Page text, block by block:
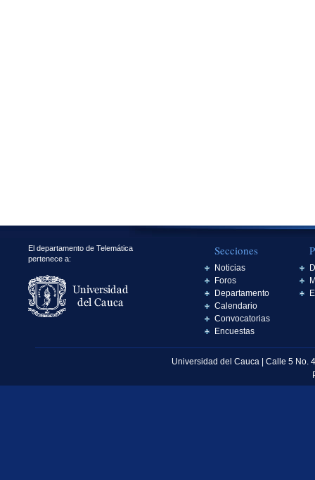
El departamento de Telemática
pertenece a:
Secciones
Noticias
Foros
Departamento
Calendario
Convocatorias
Encuestas
Universidad del Cauca | Calle 5 No.